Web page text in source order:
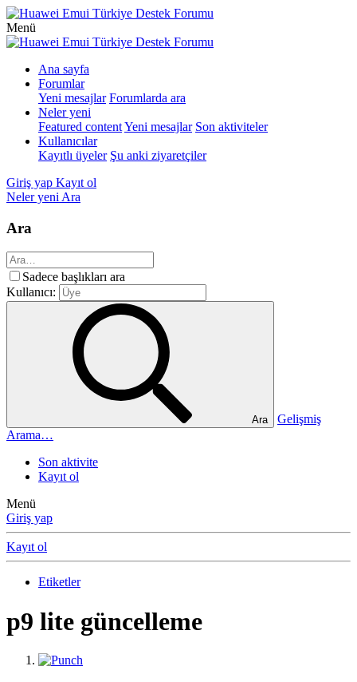
Menü
Ana sayfa
Forumlar
Yeni mesajlar Forumlarda ara
Neler yeni
Featured contentYeni mesajlar Son aktiviteler
Kullanıcılar
Kayıtlı üyeler Şu anki ziyaretçiler
Giriş yap Kayıt ol
Neler yeni Ara
Ara
Sadece başlıkları ara
Kullanıcı:
Ara
Gelişmiş
Arama…
Son aktivite
Kayıt ol
Menü
Giriş yap
Kayıt ol
Etiketler
p9 lite güncelleme